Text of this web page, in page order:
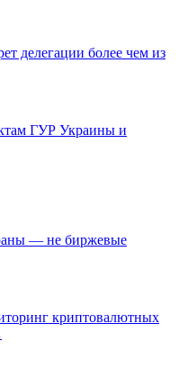
делегации более чем из
ГУР Украины и
— не биржевые
криптовалютных